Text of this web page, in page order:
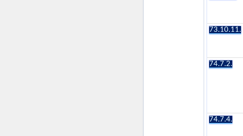
73.10.11.
74.7.2.
74.7.4.